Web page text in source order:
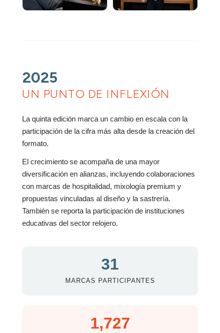
2025
UN PUNTO DE INFLEXIÓN
La quinta edición marca un cambio en escala con la
participación de la cifra más alta desde la creación del
formato.
El crecimiento se acompaña de una mayor
diversificación en alianzas, incluyendo colaboraciones
con marcas de hospitalidad, mixología premium y
propuestas vinculadas al diseño y la sastrería.
También se reporta la participación de instituciones
educativas del sector relojero.
31
MARCAS PARTICIPANTES
1,727